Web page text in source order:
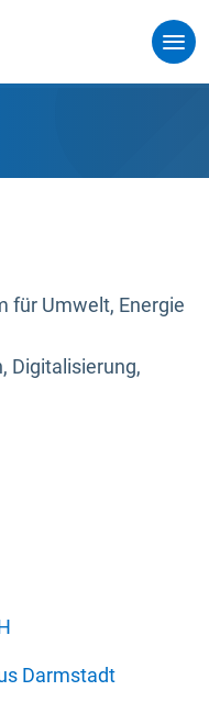
für Umwelt, Energie
Digitalisierung,
Darmstadt